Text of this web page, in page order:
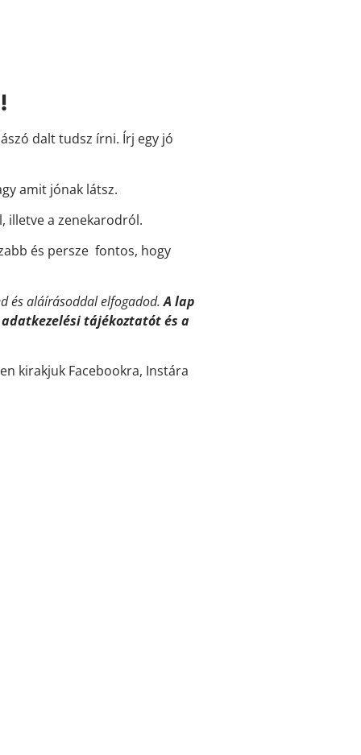
dalt tudsz írni. Írj egy jó
amit jónak látsz.
illetve a zenekarodról.
és persze fontos, hogy
és aláírásoddal elfogadod.A lap
tájékoztatót és a
kirakjuk Facebookra, Instára